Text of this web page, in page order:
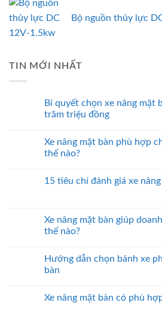
Bộ nguồn thủy lực
TIN MỚI NHẤT
Bí quyết chọn xe nâng mặt
trăm triệu đồng
Xe nâng mặt bàn phù hợp
thế nào?
15 tiêu chí đánh giá xe
Xe nâng mặt bàn giúp
thế nào?
Hướng dẫn chọn bánh xe
bàn
Xe nâng mặt bàn có phù